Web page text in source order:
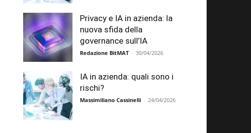
Privacy e IA in azienda: la
nuova sfida della
governance sull’IA
Redazione BitMAT - 30/04/2026
IA in azienda: quali sono i
rischi?
Massimiliano Cassinelli - 24/04/2026